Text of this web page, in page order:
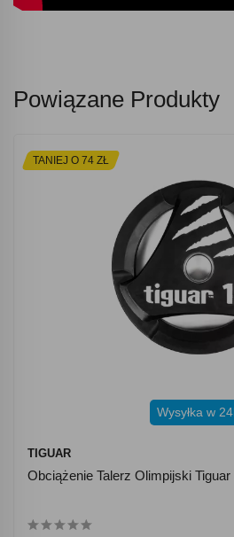
Powiązane Produkty
TANIEJ O 74 ZŁ
Wysyłka w
TIGUAR
Obciążenie Talerz Olimpijski